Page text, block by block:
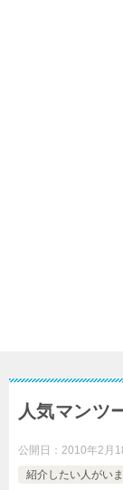
人気マンツ
公開日： 2010年2月
紹介したい人がい